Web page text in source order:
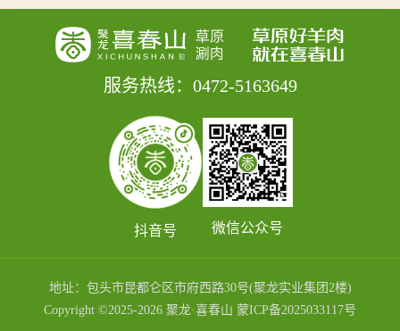
服务热线：0472-5163649
抖音号 微信公众号
地址：包头市昆都仑区市府西路30号(聚龙实业集团2楼)
Copyright ©2025-2026 聚龙·喜春山 蒙ICP备2025033117号